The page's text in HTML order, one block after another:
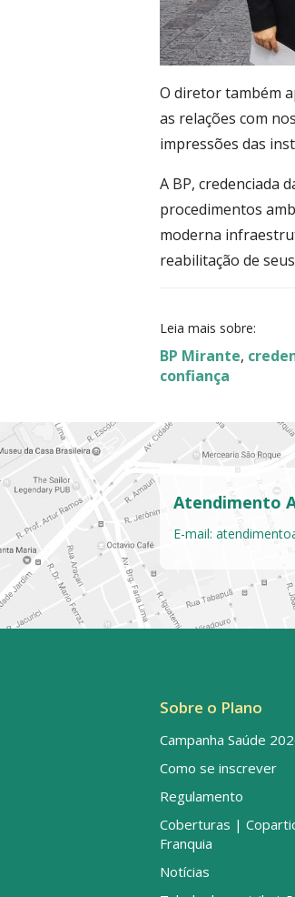
O diretor também
as relações com
impressões das
A BP, credenciada
procedimentos
moderna
reabilitação de
Leia mais sobre:
BP Mirante,
confiança
Atendimento
E-mail:
Sobre o Plano
Campanha Saúde
Como se inscrever
Regulamento
Coberturas |
Franquia
Notícias